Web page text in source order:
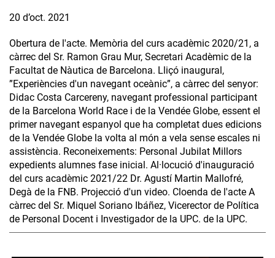
20 d’oct. 2021
Obertura de l'acte. Memòria del curs acadèmic 2020/21, a
càrrec del Sr. Ramon Grau Mur, Secretari Acadèmic de la
Facultat de Nàutica de Barcelona. Lliçó inaugural,
”Experiències d'un navegant oceànic”, a càrrec del senyor:
Didac Costa Carcereny, navegant professional participant
de la Barcelona World Race i de la Vendée Globe, essent el
primer navegant espanyol que ha completat dues edicions
de la Vendée Globe la volta al món a vela sense escales ni
assistència. Reconeixements: Personal Jubilat Millors
expedients alumnes fase inicial. Al·locució d'inauguració
del curs acadèmic 2021/22 Dr. Agustí Martin Mallofré,
Degà de la FNB. Projecció d'un video. Cloenda de l'acte A
càrrec del Sr. Miquel Soriano Ibáñez, Vicerector de Política
de Personal Docent i Investigador de la UPC. de la UPC.